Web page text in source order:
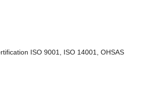
ISO 9001, ISO 14001, OHSAS